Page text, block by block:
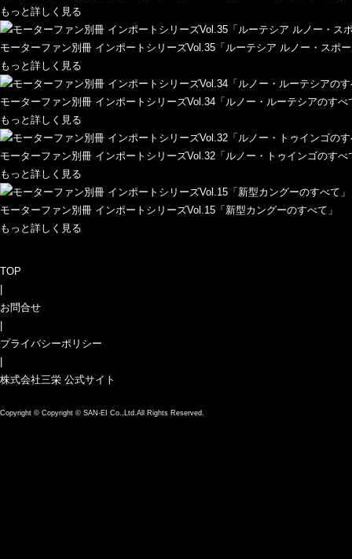
もっと詳しく見る
モーターファン別冊 インポートシリーズVol.35「ルーテシア ルノー・スポ
もっと詳しく見る
モーターファン別冊 インポートシリーズVol.34「ルノー・ルーテシアのすべ
もっと詳しく見る
モーターファン別冊 インポートシリーズVol.32「ルノー・トゥインゴのすべ
もっと詳しく見る
モーターファン別冊 インポートシリーズVol.15「新型カングーのすべて」
もっと詳しく見る
TOP
お問合せ
プライバシーポリシー
株式会社三栄 公式サイト
Copyright © Copyright © SAN-EI Co.,Ltd.All Rights Reserved.